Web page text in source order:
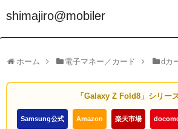
shimajiro@mobiler
ホーム 電子マネー／カード dカ
「Galaxy Z Fold8」シリー
Samsung公式 Amazon 楽天市場